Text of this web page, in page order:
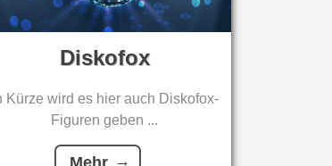
Diskofox
Kürze wird es hier auch Diskofox-
Figuren geben ...
Mehr